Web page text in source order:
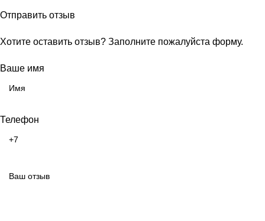
Отправить отзыв
Хотите оставить отзыв? Заполните пожалуйста форму.
Ваше имя
Телефон